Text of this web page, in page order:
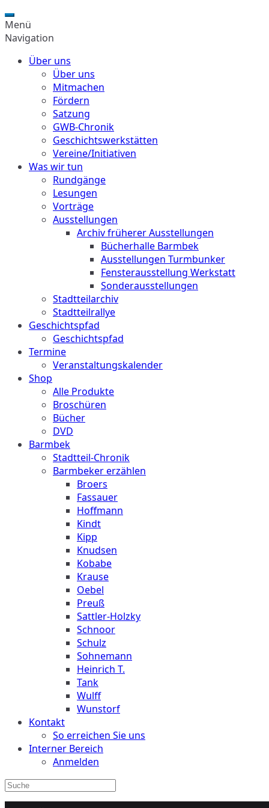
Menü
Navigation
Über uns
Über uns
Mitmachen
Fördern
Satzung
GWB-Chronik
Geschichtswerkstätten
Vereine/Initiativen
Was wir tun
Rundgänge
Lesungen
Vorträge
Ausstellungen
Archiv früherer Ausstellungen
Bücherhalle Barmbek
Ausstellungen Turmbunker
Fensterausstellung Werkstatt
Sonderausstellungen
Stadtteilarchiv
Stadtteilrallye
Geschichtspfad
Geschichtspfad
Termine
Veranstaltungskalender
Shop
Alle Produkte
Broschüren
Bücher
DVD
Barmbek
Stadtteil-Chronik
Barmbeker erzählen
Broers
Fassauer
Hoffmann
Kindt
Kipp
Knudsen
Kobabe
Krause
Oebel
Preuß
Sattler-Holzky
Schnoor
Schulz
Sohnemann
Heinrich T.
Tank
Wulff
Wunstorf
Kontakt
So erreichen Sie uns
Interner Bereich
Anmelden